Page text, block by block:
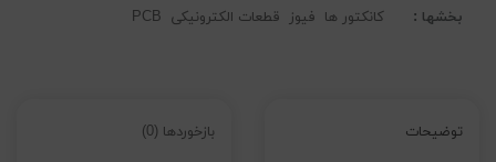
بخشها : کانکتور ها فیوز قطعات الکترونیکی PCB
توضیحات بازخوردها (0)